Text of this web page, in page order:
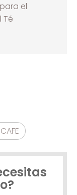
el
Té